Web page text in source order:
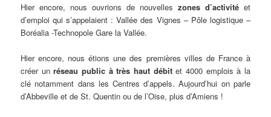
Hier encore, nous ouvrions de nouvelles zones d’activitéet
d’emploi qui s’appelaient : Vallée des Vignes – Pôle logistique –
Boréalia -Technopole Gare la Vallée.
Hier encore, nous étions une des premières villes de France à
créer unréseau public à très haut débitet 4000 emplois à la
clé notamment dans les Centres d’appels. Aujourd’hui on parle
d’Abbeville et de St. Quentin ou de l’Oise, plus d’Amiens !